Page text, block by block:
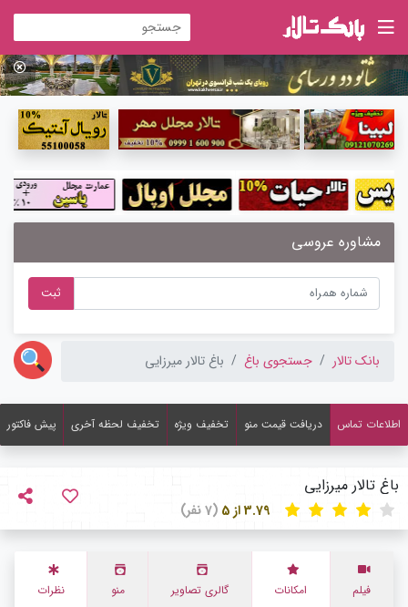
مشاوره عروسی
ثبت
بانک تالار جستجوی باغ باغ تالار میرزایی
اطلاعات تماس دریافت قیمت منو تخفیف ویژه تخفیف لحظه آخری پیش فاکتور
باغ تالار میرزایی
(7 نفر)
فیلم امکانات گالری تصاویر منو نظرات